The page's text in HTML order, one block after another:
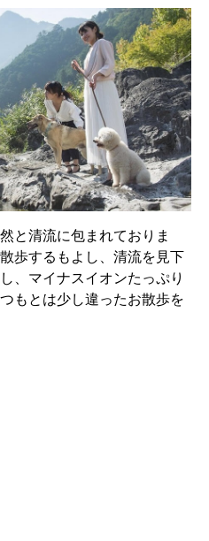
と清流に包まれておりま
歩するもよし、清流を見下
、マイナスイオンたっぷり
もとは少し違ったお散歩を